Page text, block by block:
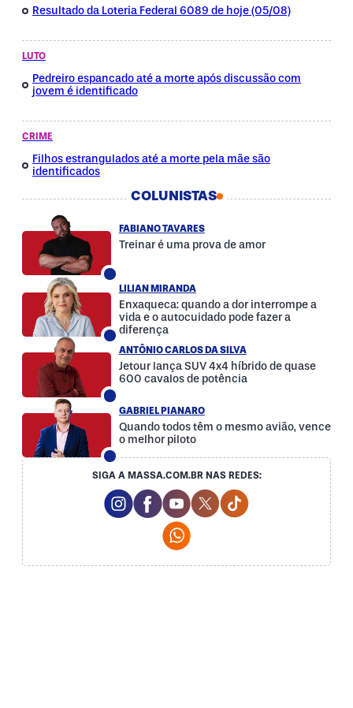
Resultado da Loteria Federal 6089 de hoje (05/08)
LUTO
Pedreiro espancado até a morte após discussão com
jovem é identificado
CRIME
Filhos estrangulados até a morte pela mãe são
identificados
COLUNISTAS
FABIANO TAVARES
Treinar é uma prova de amor
LILIAN MIRANDA
Enxaqueca: quando a dor interrompe a
vida e o autocuidado pode fazer a
diferença
ANTÔNIO CARLOS DA SILVA
Jetour lança SUV 4x4 híbrido de quase
600 cavalos de potência
GABRIEL PIANARO
Quando todos têm o mesmo avião, vence
o melhor piloto
SIGA A MASSA.COM.BR NAS REDES:
Instagram Social Media
Facebook Social Media
Youtube Social Media
Twitter Social Media
Tiktok Social